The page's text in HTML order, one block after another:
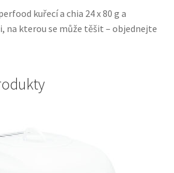
kuřecí a chia 24 x 80 g a
na kterou se může těšit – objednejte